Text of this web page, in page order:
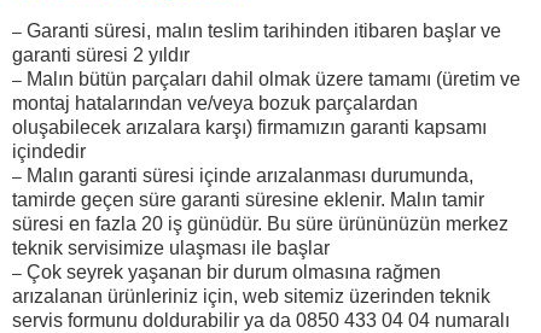
– Garanti süresi, malın teslim tarihinden itibaren başlar ve
garanti süresi 2 yıldır
– Malın bütün parçaları dahil olmak üzere tamamı (üretim ve
montaj hatalarından ve/veya bozuk parçalardan
oluşabilecek arızalara karşı) firmamızın garanti kapsamı
içindedir
– Malın garanti süresi içinde arızalanması durumunda,
tamirde geçen süre garanti süresine eklenir. Malın tamir
süresi en fazla 20 iş günüdür. Bu süre ürününüzün merkez
teknik servisimize ulaşması ile başlar
– Çok seyrek yaşanan bir durum olmasına rağmen
arızalanan ürünleriniz için, web sitemiz üzerinden teknik
servis formunu doldurabilir ya da 0850 433 04 04 numaralı